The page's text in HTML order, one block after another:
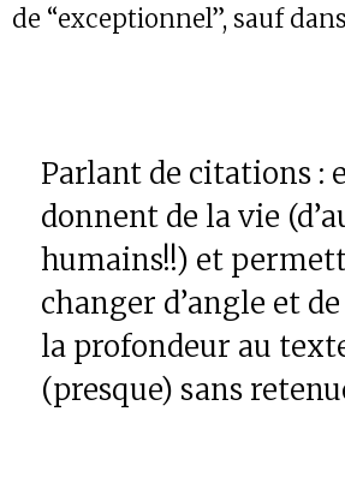
de “exceptionnel”, sauf
Parlant de citations :
donnent de la vie
humains!!) et
changer d’angle et
la profondeur au
(presque) sans